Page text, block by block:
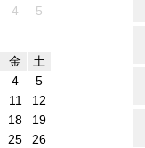
4
5
金
土
4
5
11
12
18
19
25
26